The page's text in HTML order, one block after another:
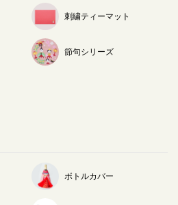
刺繍ティーマット
節句シリーズ
ボトルカバー